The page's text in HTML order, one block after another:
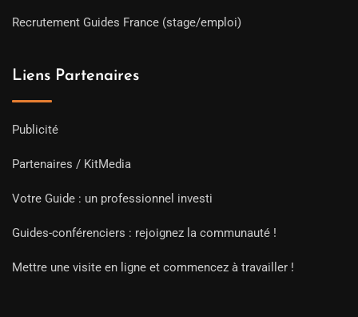
Recrutement Guides France (stage/emploi)
Liens Partenaires
Publicité
Partenaires / KitMedia
Votre Guide : un professionnel investi
Guides-conférenciers : rejoignez la communauté !
Mettre une visite en ligne et commencez à travailler !